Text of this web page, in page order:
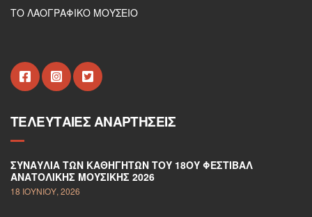
ΤΟ ΛΑΟΓΡΑΦΙΚΟ ΜΟΥΣΕΙΟ
ΤΕΛΕΥΤΑΊΕΣ ΑΝΑΡΤΉΣΕΙΣ
ΣΥΝΑΥΛΊΑ ΤΩΝ ΚΑΘΗΓΗΤΏΝ ΤΟΥ 18ΟΥ ΦΕΣΤΙΒΆΛ
ΑΝΑΤΟΛΙΚΉΣ ΜΟΥΣΙΚΉΣ 2026
18 ΙΟΥΝΊΟΥ, 2026